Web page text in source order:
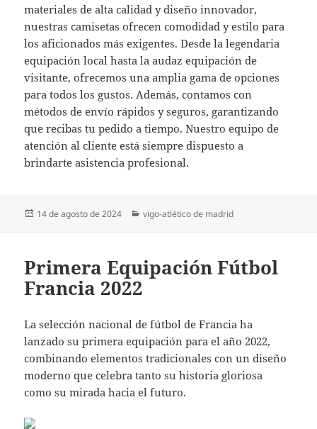
materiales de alta calidad y diseño innovador,
nuestras camisetas ofrecen comodidad y estilo para
los aficionados más exigentes. Desde la legendaria
equipación local hasta la audaz equipación de
visitante, ofrecemos una amplia gama de opciones
para todos los gustos. Además, contamos con
métodos de envío rápidos y seguros, garantizando
que recibas tu pedido a tiempo. Nuestro equipo de
atención al cliente está siempre dispuesto a
brindarte asistencia profesional.
Publicado
14 de agosto de 2024 Categorías
vigo-atlético de madrid
Primera Equipación Fútbol
Francia 2022
La selección nacional de fútbol de Francia ha
lanzado su primera equipación para el año 2022,
combinando elementos tradicionales con un diseño
moderno que celebra tanto su historia gloriosa
como su mirada hacia el futuro.